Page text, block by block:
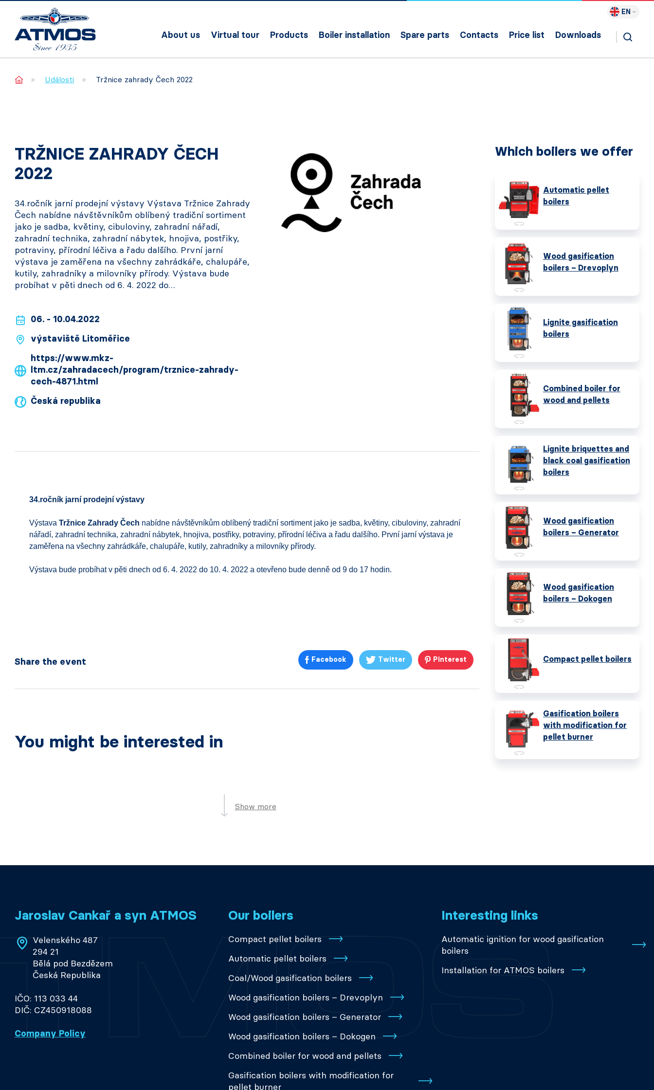
EN
About us Virtual tour Products Boiler installation Spare parts Contacts Price list Downloads
Home Události Tržnice zahrady Čech 2022
TRŽNICE ZAHRADY ČECH
2022
34.ročník jarní prodejní výstavy Výstava Tržnice Zahrady
Čech nabídne návštěvníkům oblíbený tradiční sortiment
jako je sadba, květiny, cibuloviny, zahradní nářadí,
zahradní technika, zahradní nábytek, hnojiva, postřiky,
potraviny, přírodní léčiva a řadu dalšího. První jarní
výstava je zaměřena na všechny zahrádkáře, chalupáře,
kutily, zahradníky a milovníky přírody. Výstava bude
probíhat v pěti dnech od 6. 4. 2022 do…
06. - 10.04.2022
výstaviště Litoměřice
https://www.mkz-
ltm.cz/zahradacech/program/trznice-zahrady-
cech-4871.html
Česká republika
34.ročník jarní prodejní výstavy
Výstava Tržnice Zahrady Čech nabídne návštěvníkům oblíbený tradiční sortiment jako je sadba, květiny, cibuloviny, zahradní
nářadí, zahradní technika, zahradní nábytek, hnojiva, postřiky, potraviny, přírodní léčiva a řadu dalšího. První jarní výstava je
zaměřena na všechny zahrádkáře, chalupáře, kutily, zahradníky a milovníky přírody.
Výstava bude probíhat v pěti dnech od 6. 4. 2022 do 10. 4. 2022 a otevřeno bude denně od 9 do 17 hodin.
Share the event Facebook Twitter Pinterest
You might be interested in
Show more
Which boilers we offer
Automatic pellet
boilers
Wood gasification
boilers – Drevoplyn
Lignite gasification
boilers
Combined boiler for
wood and pellets
Lignite briquettes and
black coal gasification
boilers
Wood gasification
boilers – Generator
Wood gasification
boilers – Dokogen
Compact pellet boilers
Gasification boilers
with modification for
pellet burner
Jaroslav Cankař a syn ATMOS
Velenského 487
294 21
Bělá pod Bezdězem
Česká Republika
IČO: 113 033 44
DIČ: CZ450918088
Company Policy
Our boilers
Compact pellet boilers
Automatic pellet boilers
Coal/Wood gasification boilers
Wood gasification boilers – Drevoplyn
Wood gasification boilers – Generator
Wood gasification boilers – Dokogen
Combined boiler for wood and pellets
Gasification boilers with modification for
pellet burner
Interesting links
Automatic ignition for wood gasification
boilers
Installation for ATMOS boilers